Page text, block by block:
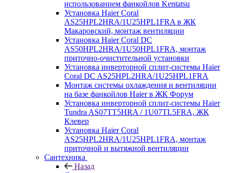
использованием фанкойлов Kentatsu
Установка Haier Coral
AS25HPL2HRA/1U25HPL1FRA в ЖК
Макаровский, монтаж вентиляции
Установка Haier Coral DC
AS50HPL2HRA/1U50HPL1FRA, монтаж
приточно-очистительной установки
Установка инверторной сплит-системы Haier
Coral DC AS25HPL2HRA/1U25HPL1FRA
Монтаж системы охлаждения и вентиляции
на базе фанкойлов Haier в ЖК Форум
Установка инверторной сплит-системы Haier
Tundra AS07TT5HRA / 1U07TL5FRA, ЖК
Клевер
Установка Haier Coral
AS25HPL2HRA/1U25HPL1FRA, монтаж
приточной и вытяжной вентиляции
Сантехника
Назад